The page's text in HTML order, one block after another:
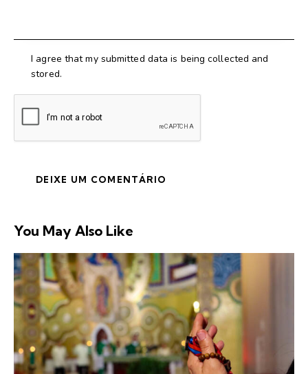
I agree that my submitted data is being collected and
stored.
You May Also Like